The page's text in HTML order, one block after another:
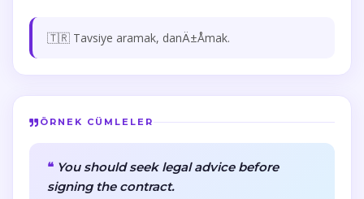
🇹🇷 Tavsiye aramak, danÄ±Åmak.
ÖRNEK CÜMLELER
You should seek legal advice before
signing the contract.